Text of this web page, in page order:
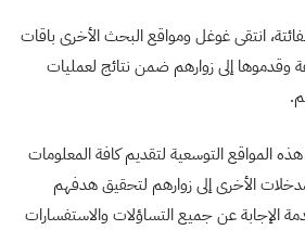
انتقى غوغل ومواقع البحث الأخرى باقات
إلى زوارهم ضمن نتائج لعمليات
التوسعية لتقديم كافة المعلومات
الأخرى إلى زوارهم لتحقيق هدفهم
الإجابة عن جميع التساؤلات والاستفسارات